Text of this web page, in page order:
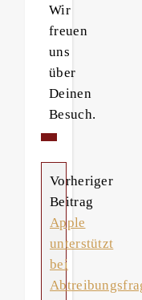
Wir
freuen
uns
über
Deinen
Besuch.
Vorheriger
Beitrag
Apple
unterstützt
bei